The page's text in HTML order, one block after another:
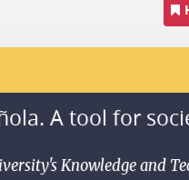
A tool for
Knowledge and